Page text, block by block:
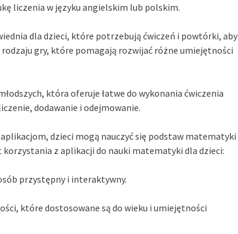
liczenia w języku angielskim lub polskim.
dla dzieci, które potrzebują ćwiczeń i powtórki, aby
gry, które pomagają rozwijać różne umiejętności
która oferuje łatwe do wykonania ćwiczenia
dodawanie i odejmowanie.
dzieci mogą nauczyć się podstaw matematyki
z aplikacji do nauki matematyki dla dzieci:
przystępny i interaktywny.
które dostosowane są do wieku i umiejętności